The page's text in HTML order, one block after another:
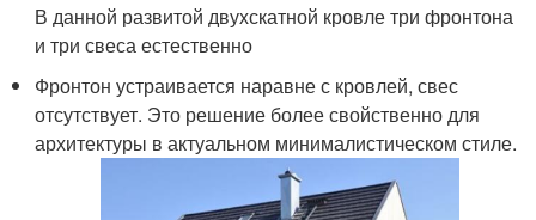
В данной развитой двухскатной кровле три фронтона
и три свеса естественно
Фронтон устраивается наравне с кровлей, свес
отсутствует. Это решение более свойственно для
архитектуры в актуальном минималистическом стиле.